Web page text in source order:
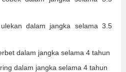
dalam jangka selama 3.5
dalam jangka selama 4 tahun
dalam jangka selama 4 tahun